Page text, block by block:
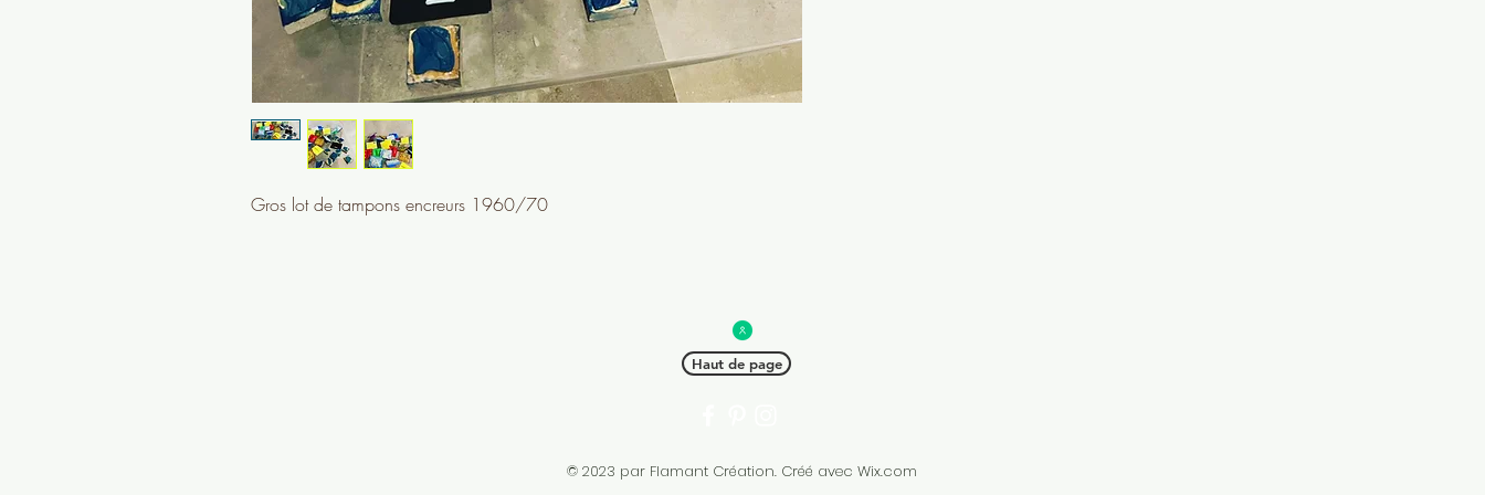
Gros lot de tampons encreurs 1960/70
Haut de page
© 2023 par Flamant Création. Créé avec Wix.com